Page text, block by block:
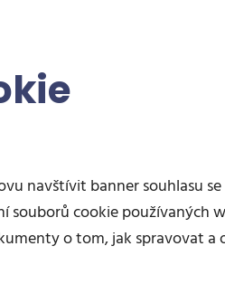
navštívit banner souhlasu
cookie
o tom, jak spravovat